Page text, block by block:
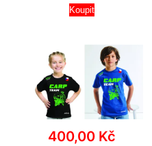
Koupit
400,00 Kč